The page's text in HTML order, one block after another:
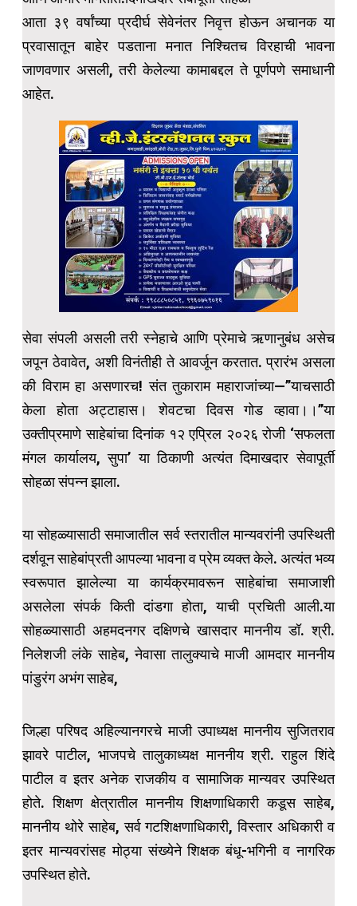
आता ३९ वर्षांच्या प्रदीर्घ सेवेनंतर निवृत्त होऊन अचानक या
प्रवासातून बाहेर पडताना मनात निश्चितच विरहाची भावना
जाणवणार असली, तरी केलेल्या कामाबद्दल ते पूर्णपणे समाधानी
आहेत.
सेवा संपली असली तरी स्नेहाचे आणि प्रेमाचे ऋणानुबंध असेच
जपून ठेवावेत, अशी विनंतीही ते आवर्जून करतात. प्रारंभ असला
की विराम हा असणारच! संत तुकाराम महाराजांच्या—”याचसाठी
केला होता अट्टाहास। शेवटचा दिवस गोड व्हावा।।”या
उक्तीप्रमाणे साहेबांचा दिनांक १२ एप्रिल २०२६ रोजी ‘सफलता
मंगल कार्यालय, सुपा’ या ठिकाणी अत्यंत दिमाखदार सेवापूर्ती
सोहळा संपन्न झाला.
या सोहळ्यासाठी समाजातील सर्व स्तरातील मान्यवरांनी उपस्थिती
दर्शवून साहेबांप्रती आपल्या भावना व प्रेम व्यक्त केले. अत्यंत भव्य
स्वरूपात झालेल्या या कार्यक्रमावरून साहेबांचा समाजाशी
असलेला संपर्क किती दांडगा होता, याची प्रचिती आली.या
सोहळ्यासाठी अहमदनगर दक्षिणचे खासदार माननीय डॉ. श्री.
निलेशजी लंके साहेब, नेवासा तालुक्याचे माजी आमदार माननीय
पांडुरंग अभंग साहेब,
जिल्हा परिषद अहिल्यानगरचे माजी उपाध्यक्ष माननीय सुजितराव
झावरे पाटील, भाजपचे तालुकाध्यक्ष माननीय श्री. राहुल शिंदे
पाटील व इतर अनेक राजकीय व सामाजिक मान्यवर उपस्थित
होते. शिक्षण क्षेत्रातील माननीय शिक्षणाधिकारी कडूस साहेब,
माननीय थोरे साहेब, सर्व गटशिक्षणाधिकारी, विस्तार अधिकारी व
इतर मान्यवरांसह मोठ्या संख्येने शिक्षक बंधू-भगिनी व नागरिक
उपस्थित होते.